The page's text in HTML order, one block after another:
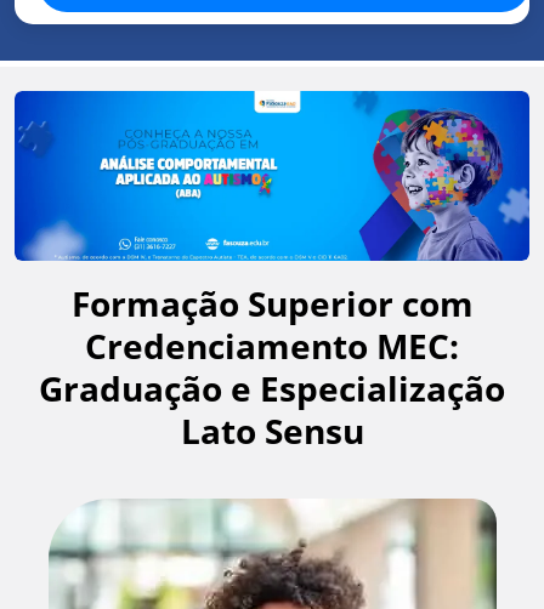
Formação Superior com
Credenciamento MEC:
Graduação e Especialização
Lato Sensu